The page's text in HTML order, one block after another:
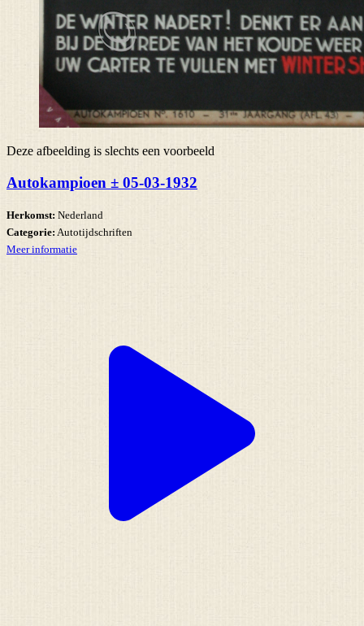
Deze afbeelding is slechts een voorbeeld
Autokampioen ± 05-03-1932
Herkomst: Nederland
Categorie: Autotijdschriften
Meer informatie